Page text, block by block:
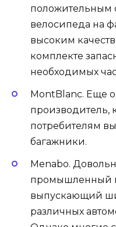
положительным
велосипеда на
высоким
комплекте
необходимых
MontBlanc. Еще
производитель,
потребителям
багажники.
Menabo.
промышленный
выпускающий
различных